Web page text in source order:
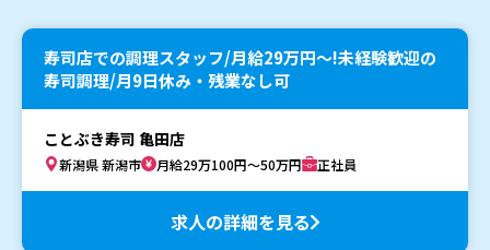
寿司店での調理スタッフ/月給29万円〜!未経験歓迎の
寿司調理/月9日休み・残業なし可
ことぶき寿司 亀田店
新潟県 新潟市 月給29万100円～50万円 正社員
求人の詳細を見る